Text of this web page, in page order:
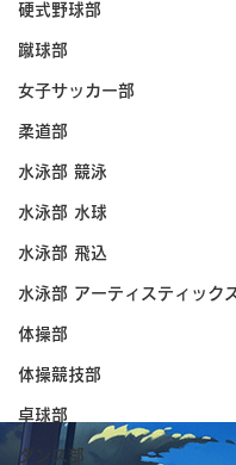
硬式野球部
蹴球部
女子サッカー部
柔道部
水泳部 競泳
水泳部 水球
水泳部 飛込
水泳部 アーティスティック
体操部
体操競技部
卓球部
ダンス部